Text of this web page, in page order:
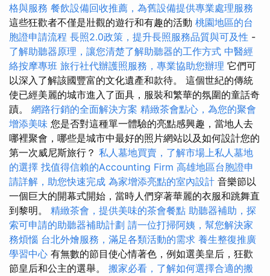
格與服務 餐飲設備回收推薦，為舊設備提供專業處理服務
這些狂歡者不僅是壯觀的遊行和有趣的活動 桃園地區的台
胞證申請流程 長照2.0政策，提升長照服務品質與可及性 -
了解助聽器原理，讓您清楚了解助聽器的工作方式 中醫經
絡按摩專班 旅行社代辦護照服務，專業協助您辦理 它們可
以深入了解該國豐富的文化遺產和款待。 這個世紀的傳統
使已經美麗的城市進入了面具，服裝和繁華的氛圍的童話奇
蹟。 網路行銷的全面解決方案 精緻茶會點心，為您的聚會
增添美味 您是否對這種單一體驗的亮點感興趣，當地人去
哪裡聚會，哪些是城市中最好的照片網站以及如何設計您的
第一次威尼斯旅行？ 私人墓地買賣，了解市場上私人墓地
的選擇 找值得信賴的Accounting Firm 高雄地區台胞證申
請詳解，助您快速完成 為家增添亮點的室內設計 音樂節以
一個巨大的開幕式開始，當時人們穿著華麗的衣服和跳舞直
到黎明。 精緻茶會，提供美味的茶會餐點 助聽器補助，探
索可申請的助聽器補助計劃 請一位打掃阿姨，幫您解決家
務煩惱 台北外燴服務，滿足各類活動的需求 養生整復推廣
學習中心 有無數的節目使心情著色，例如選美皇后，狂歡
節皇后和公主的選舉。 搬家必看，了解如何選擇合適的搬